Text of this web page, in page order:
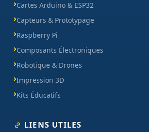
Cartes Arduino & ESP32
Capteurs & Prototypage
Raspberry Pi
Composants Électroniques
Robotique & Drones
Impression 3D
Kits Éducatifs
LIENS UTILES